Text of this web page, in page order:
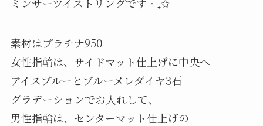
素材はプラチナ950
女性指輪は、サイドマット仕上げに中央へ
アイスブルーとブルーメレダイヤ3石
グラデーションでお入れして、
男性指輪は、センターマット仕上げの